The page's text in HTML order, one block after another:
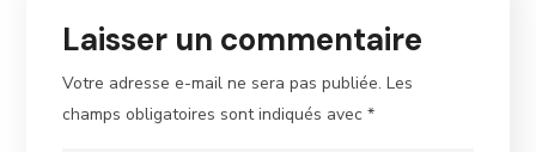
Laisser un commentaire
Votre adresse e-mail ne sera pas publiée. Les
champs obligatoires sont indiqués avec*